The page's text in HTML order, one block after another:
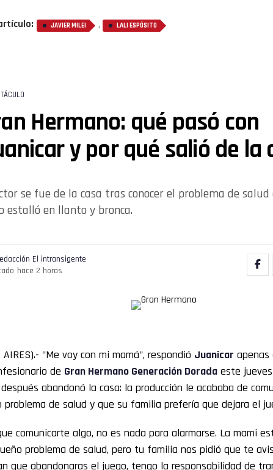
JAVIER MILEI , LALI ESPÓSITO
Hermano: qué pasó con
y por qué salió de la
se fue de la casa tras conocer el problema de salud
estalló en llanto y bronca.
El intransigente
hace 2 horas
AIRES).- "Me voy con mi mamá", respondió Juanicar apenas
de Gran Hermano Generación Dorada este
abandonó la casa: la producción le acababa de
problema de salud y que su familia prefería que dejara el
comunicarte algo, no es nada para alarmarse. La mami
problema de salud, pero tu familia nos pidió que te
que abandonaras el juego, tengo la responsabilidad de